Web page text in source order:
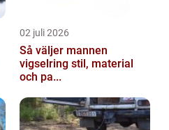
02 juli 2026
Så väljer mannen
vigselring stil, material
och pa...